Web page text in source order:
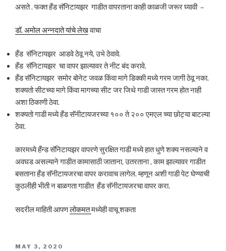
असते . फक्त हँड सॅनिटायझर गाडीत वापरताना काही काळजी जरूर घ्यावी –
डॉ. अमोल अन्नदाते यांचे लेखवाचा
हँड सॅनिटायझर आडवे ठेवू नये, उभे ठेवावे.
हँड सॅनिटायझर चा वापर झाल्यावर ते नीट बंद करावे.
हँड सॅनिटायझर समोर बोनेट जवळ किंवा मागे डिक्की मध्ये गरम जागी ठेवू नका.
शक्यतो सीटच्या मागे किंवा मागच्या सीट जर जिथे गाडी जास्त गरम होत नाही
अशा ठिकाणी ठेवा.
शक्यतो गाडी मध्ये हँड सॅनीटायजरच्या १०० ते २०० एमएल च्या छोट्या बाटल्या
ठेवा.
कारमध्ये हँन्ड सॅनिटायझर वापरणे सुरक्षित गाडी मध्ये हात धुणे शक्य नसल्याने व
अवघड असल्याने गाडीत कामासाठी जाताना, उतरताना , काम झाल्यावर गाडीत
बसताना हँड सॅनीटायजरचा वापर करावाच लागेल. म्हणून अशी गाडी पेट घेण्याची
कुठलीही भीती न बाळगता गाडीत हँड सॅनीटायजरचा वापर करा.
सदरील माहिती आपणलोकमतमध्येही वाचू शकता
POSTED
MAY 3, 2020